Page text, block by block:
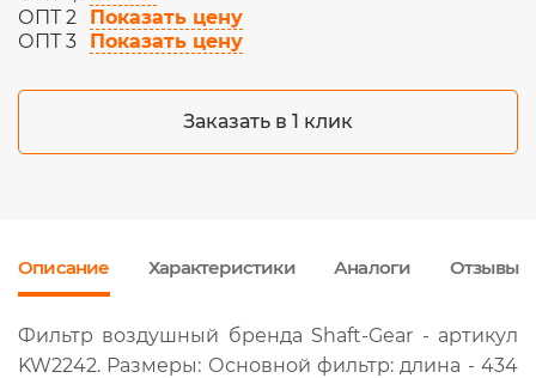
ОПТ 2
Показать цену
ОПТ 3
Показать цену
Заказать в 1 клик
Описание Характеристики Аналоги Отзывы
Фильтр воздушный бренда Shaft-Gear - артикул
KW2242. Размеры: Основной фильтр: длина - 434